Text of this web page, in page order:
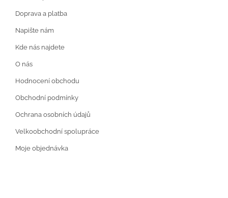
Doprava a platba
Napište nám
Kde nás najdete
O nás
Hodnocení obchodu
Obchodní podmínky
Ochrana osobních údajů
Velkoobchodní spolupráce
Moje objednávka